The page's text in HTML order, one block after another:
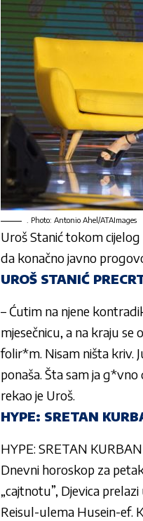
. Photo: Antonio Ahel/ATAImages
Uroš Stanićtokom cijelog
da konačno javno
UROŠ STANIĆ
– Ćutim na njene
mjesečnicu, a na kraju
folir*m. Nisam ništa kriv.
ponaša. Šta sam ja
rekao je Uroš.
HYPE: SRETAN
HYPE: SRETAN
Dnevni horoskop za
„cajtnotu”, Djevica
Reisul-ulema Husein-ef.